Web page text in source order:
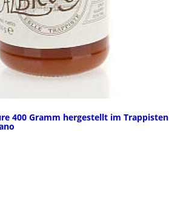
400 Gramm hergestellt im Trappisten